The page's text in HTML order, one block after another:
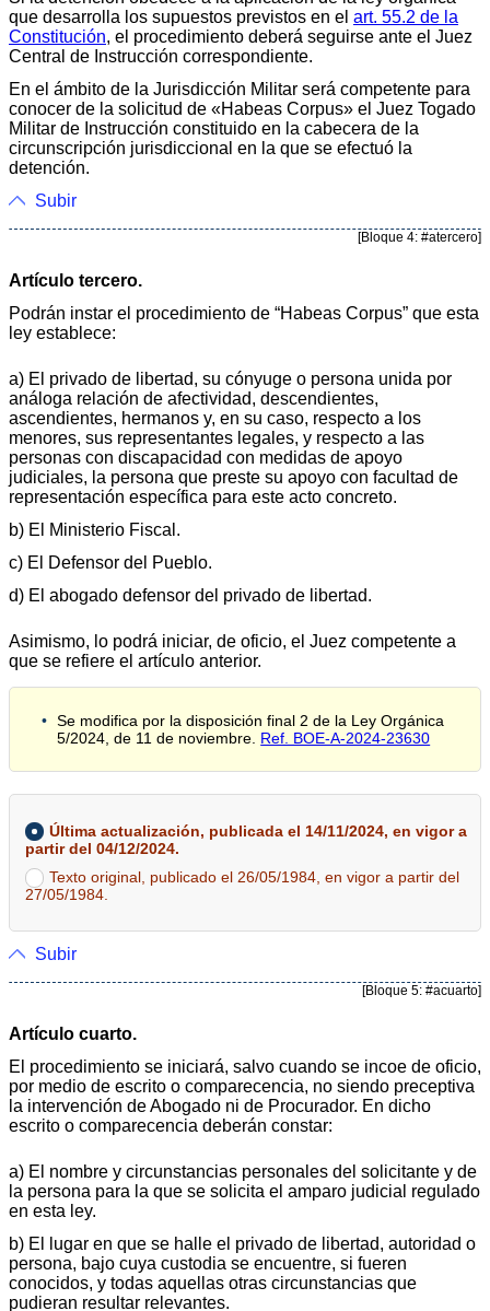
que desarrolla los supuestos previstos en el art. 55.2 de la
Constitución, el procedimiento deberá seguirse ante el Juez
Central de Instrucción correspondiente.
En el ámbito de la Jurisdicción Militar será competente para
conocer de la solicitud de «Habeas Corpus» el Juez Togado
Militar de Instrucción constituido en la cabecera de la
circunscripción jurisdiccional en la que se efectuó la
detención.
Subir
[Bloque 4: #atercero]
Artículo tercero.
Podrán instar el procedimiento de “Habeas Corpus” que esta
ley establece:
a) El privado de libertad, su cónyuge o persona unida por
análoga relación de afectividad, descendientes,
ascendientes, hermanos y, en su caso, respecto a los
menores, sus representantes legales, y respecto a las
personas con discapacidad con medidas de apoyo
judiciales, la persona que preste su apoyo con facultad de
representación específica para este acto concreto.
b) El Ministerio Fiscal.
c) El Defensor del Pueblo.
d) El abogado defensor del privado de libertad.
Asimismo, lo podrá iniciar, de oficio, el Juez competente a
que se refiere el artículo anterior.
Se modifica por la disposición final 2 de la Ley Orgánica
5/2024, de 11 de noviembre. Ref. BOE-A-2024-23630
Última actualización, publicada el 14/11/2024, en vigor a
partir del 04/12/2024.
Texto original, publicado el 26/05/1984, en vigor a partir del
27/05/1984.
Subir
[Bloque 5: #acuarto]
Artículo cuarto.
El procedimiento se iniciará, salvo cuando se incoe de oficio,
por medio de escrito o comparecencia, no siendo preceptiva
la intervención de Abogado ni de Procurador. En dicho
escrito o comparecencia deberán constar:
a) El nombre y circunstancias personales del solicitante y de
la persona para la que se solicita el amparo judicial regulado
en esta ley.
b) El lugar en que se halle el privado de libertad, autoridad o
persona, bajo cuya custodia se encuentre, si fueren
conocidos, y todas aquellas otras circunstancias que
pudieran resultar relevantes.